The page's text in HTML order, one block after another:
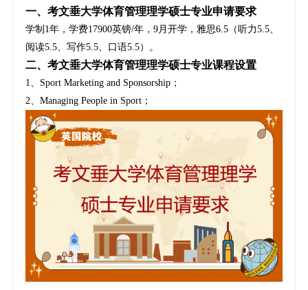
一、考文垂大学体育管理理学硕士专业申请要求
学制1年，学费17900英镑/年，9月开学，雅思6.5（听力5.5、
阅读5.5、写作5.5、口语5.5）。
二、考文垂大学体育管理理学硕士专业课程设置
1、Sport Marketing and Sponsorship；
2、Managing People in Sport；